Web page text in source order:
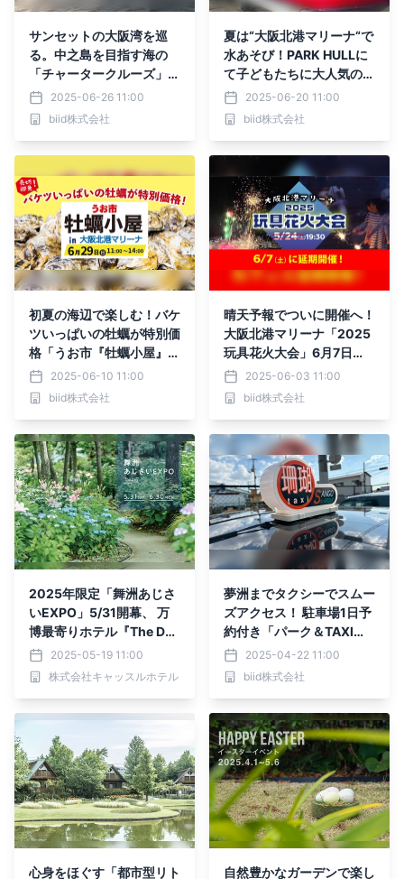
サンセットの大阪湾を巡
る。中之島を目指す海の
「チャータークルーズ」
が“大阪北港マリーナ“にて
登場！
2025-06-26 11:00
biid株式会社
夏は“大阪北港マリーナ“で
水あそび！PARK HULLに
て子どもたちに大人気の
「Paddling Pool」が登
場！
2025-06-20 11:00
biid株式会社
初夏の海辺で楽しむ！バケ
ツいっぱいの牡蠣が特別価
格「うお市『牡蠣小屋』in
大阪北港マリーナ」6月29
日（日）開催！
2025-06-10 11:00
biid株式会社
晴天予報でついに開催へ！
大阪北港マリーナ「2025
玩具花火大会」6月7日
（土）開催決定！
2025-06-03 11:00
biid株式会社
2025年限定「舞洲あじさ
いEXPO」5/31開幕、 万
博最寄りホテル『The Day
Osaka』で楽しむ特別な
ガーデンステイ
2025-05-19 11:00
株式会社キャッスルホテル
夢洲までタクシーでスムー
ズアクセス！ 駐車場1日予
約付き「パーク＆TAXIラ
イドプラン」、大阪北港マ
リーナから登場！
2025-04-22 11:00
biid株式会社
心身をほぐす「都市型リト 自然豊かなガーデンで楽し